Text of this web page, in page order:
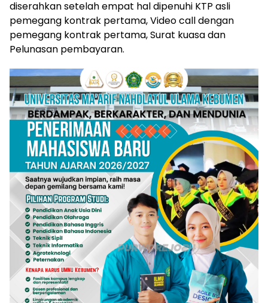
diserahkan setelah empat hal dipenuhi KTP asli
pemegang kontrak pertama, Video call dengan
pemegang kontrak pertama, Surat kuasa dan
Pelunasan pembayaran.